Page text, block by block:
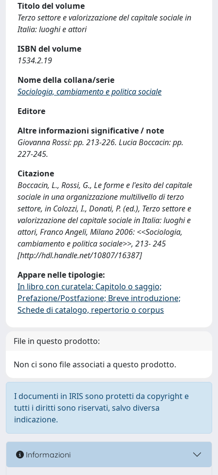
Titolo del volume
Terzo settore e valorizzazione del capitale sociale in
Italia: luoghi e attori
ISBN del volume
1534.2.19
Nome della collana/serie
Sociologia, cambiamento e politica sociale
Editore
Altre informazioni significative / note
Giovanna Rossi: pp. 213-226. Lucia Boccacin: pp.
227-245.
Citazione
Boccacin, L., Rossi, G., Le forme e l'esito del capitale
sociale in una organizzazione multilivello di terzo
settore, in Colozzi, I., Donati, P. (ed.), Terzo settore e
valorizzazione del capitale sociale in Italia: luoghi e
attori, Franco Angeli, Milano 2006: <<Sociologia,
cambiamento e politica sociale>>, 213- 245
[http://hdl.handle.net/10807/16387]
Appare nelle tipologie:
In libro con curatela: Capitolo o saggio;
Prefazione/Postfazione; Breve introduzione;
Schede di catalogo, repertorio o corpus
File in questo prodotto:
Non ci sono file associati a questo prodotto.
I documenti in IRIS sono protetti da copyright e
tutti i diritti sono riservati, salvo diversa
indicazione.
Informazioni